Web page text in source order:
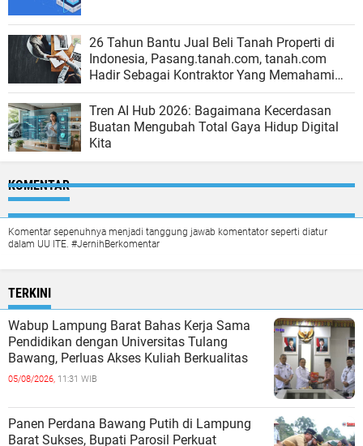
26 Tahun Bantu Jual Beli Tanah Properti di
Indonesia, Pasang.tanah.com, tanah.com
Hadir Sebagai Kontraktor Yang Memahami
Kebutuhan Proyek Modern
Tren AI Hub 2026: Bagaimana Kecerdasan
Buatan Mengubah Total Gaya Hidup Digital
Kita
KOMENTAR
Komentar sepenuhnya menjadi tanggung jawab komentator seperti diatur
dalam UU ITE. #JernihBerkomentar
TERKINI
Wabup Lampung Barat Bahas Kerja Sama
Pendidikan dengan Universitas Tulang
Bawang, Perluas Akses Kuliah Berkualitas
05/08/2026, 11:31 WIB
Panen Perdana Bawang Putih di Lampung
Barat Sukses, Bupati Parosil Perkuat